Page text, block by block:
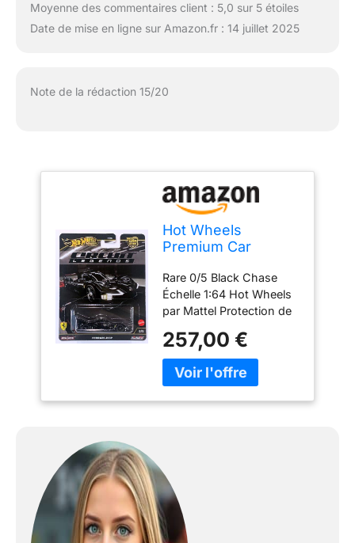
Moyenne des commentaires client : 5,0 sur 5 étoiles
Date de mise en ligne sur Amazon.fr : 14 juillet 2025
Note de la rédaction 15/20
Hot Wheels
Premium Car
Legends 2025 961K
– Ferrari 499P
Chase 0/5 noir avec
protecteur
Rare 0/5 Black Chase
Échelle 1:64 Hot Wheels
par Mattel Protection de
257,00 €